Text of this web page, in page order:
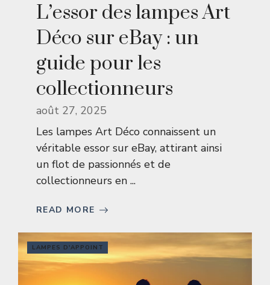
L’essor des lampes Art
Déco sur eBay : un
guide pour les
collectionneurs
août 27, 2025
Les lampes Art Déco connaissent un
véritable essor sur eBay, attirant ainsi
un flot de passionnés et de
collectionneurs en ...
READ MORE
LAMPES D'APPOINT